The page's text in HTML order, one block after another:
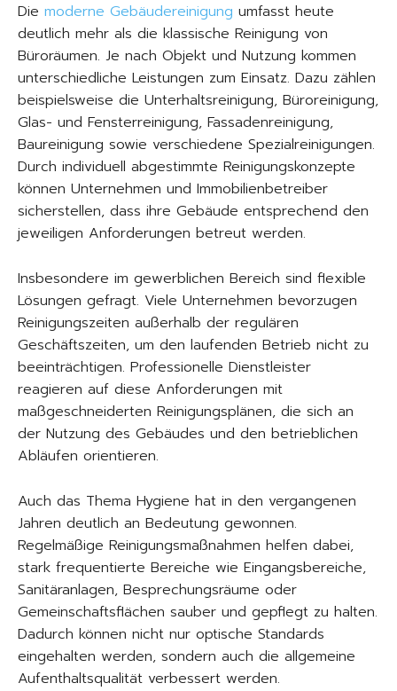
Die moderne Gebäudereinigung umfasst heute
deutlich mehr als die klassische Reinigung von
Büroräumen. Je nach Objekt und Nutzung kommen
unterschiedliche Leistungen zum Einsatz. Dazu zählen
beispielsweise die Unterhaltsreinigung, Büroreinigung,
Glas- und Fensterreinigung, Fassadenreinigung,
Baureinigung sowie verschiedene Spezialreinigungen.
Durch individuell abgestimmte Reinigungskonzepte
können Unternehmen und Immobilienbetreiber
sicherstellen, dass ihre Gebäude entsprechend den
jeweiligen Anforderungen betreut werden.
Insbesondere im gewerblichen Bereich sind flexible
Lösungen gefragt. Viele Unternehmen bevorzugen
Reinigungszeiten außerhalb der regulären
Geschäftszeiten, um den laufenden Betrieb nicht zu
beeinträchtigen. Professionelle Dienstleister
reagieren auf diese Anforderungen mit
maßgeschneiderten Reinigungsplänen, die sich an
der Nutzung des Gebäudes und den betrieblichen
Abläufen orientieren.
Auch das Thema Hygiene hat in den vergangenen
Jahren deutlich an Bedeutung gewonnen.
Regelmäßige Reinigungsmaßnahmen helfen dabei,
stark frequentierte Bereiche wie Eingangsbereiche,
Sanitäranlagen, Besprechungsräume oder
Gemeinschaftsflächen sauber und gepflegt zu halten.
Dadurch können nicht nur optische Standards
eingehalten werden, sondern auch die allgemeine
Aufenthaltsqualität verbessert werden.